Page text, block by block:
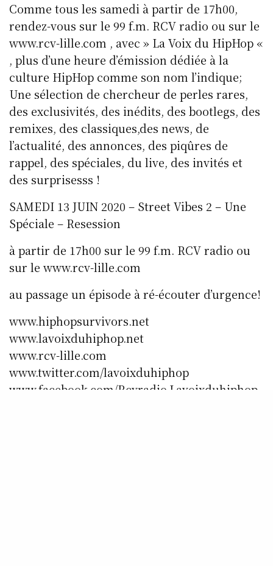
Comme tous les samedi à partir de 17h00,
rendez-vous sur le 99 f.m. RCV radio ou sur le
www.rcv-lille.com , avec » La Voix du HipHop «
, plus d’une heure d’émission dédiée à la
culture HipHop comme son nom l’indique;
Une sélection de chercheur de perles rares,
des exclusivités, des inédits, des bootlegs, des
remixes, des classiques,des news, de
l’actualité, des annonces, des piqûres de
rappel, des spéciales, du live, des invités et
des surprisesss !
SAMEDI 13 JUIN 2020 – Street Vibes 2 – Une
Spéciale – Resession
à partir de 17h00 sur le 99 f.m. RCV radio ou
sur le www.rcv-lille.com
au passage un épisode à ré-écouter d’urgence!
www.hiphopsurvivors.net
www.lavoixduhiphop.net
www.rcv-lille.com
www.twitter.com/lavoixduhiphop
www.facebook.com/Rcvradio.Lavoixduhiphop